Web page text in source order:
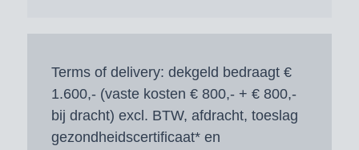
Terms of delivery: dekgeld bedraagt €
1.600,- (vaste kosten € 800,- + € 800,-
bij dracht) excl. BTW, afdracht, toeslag
gezondheidscertificaat* en